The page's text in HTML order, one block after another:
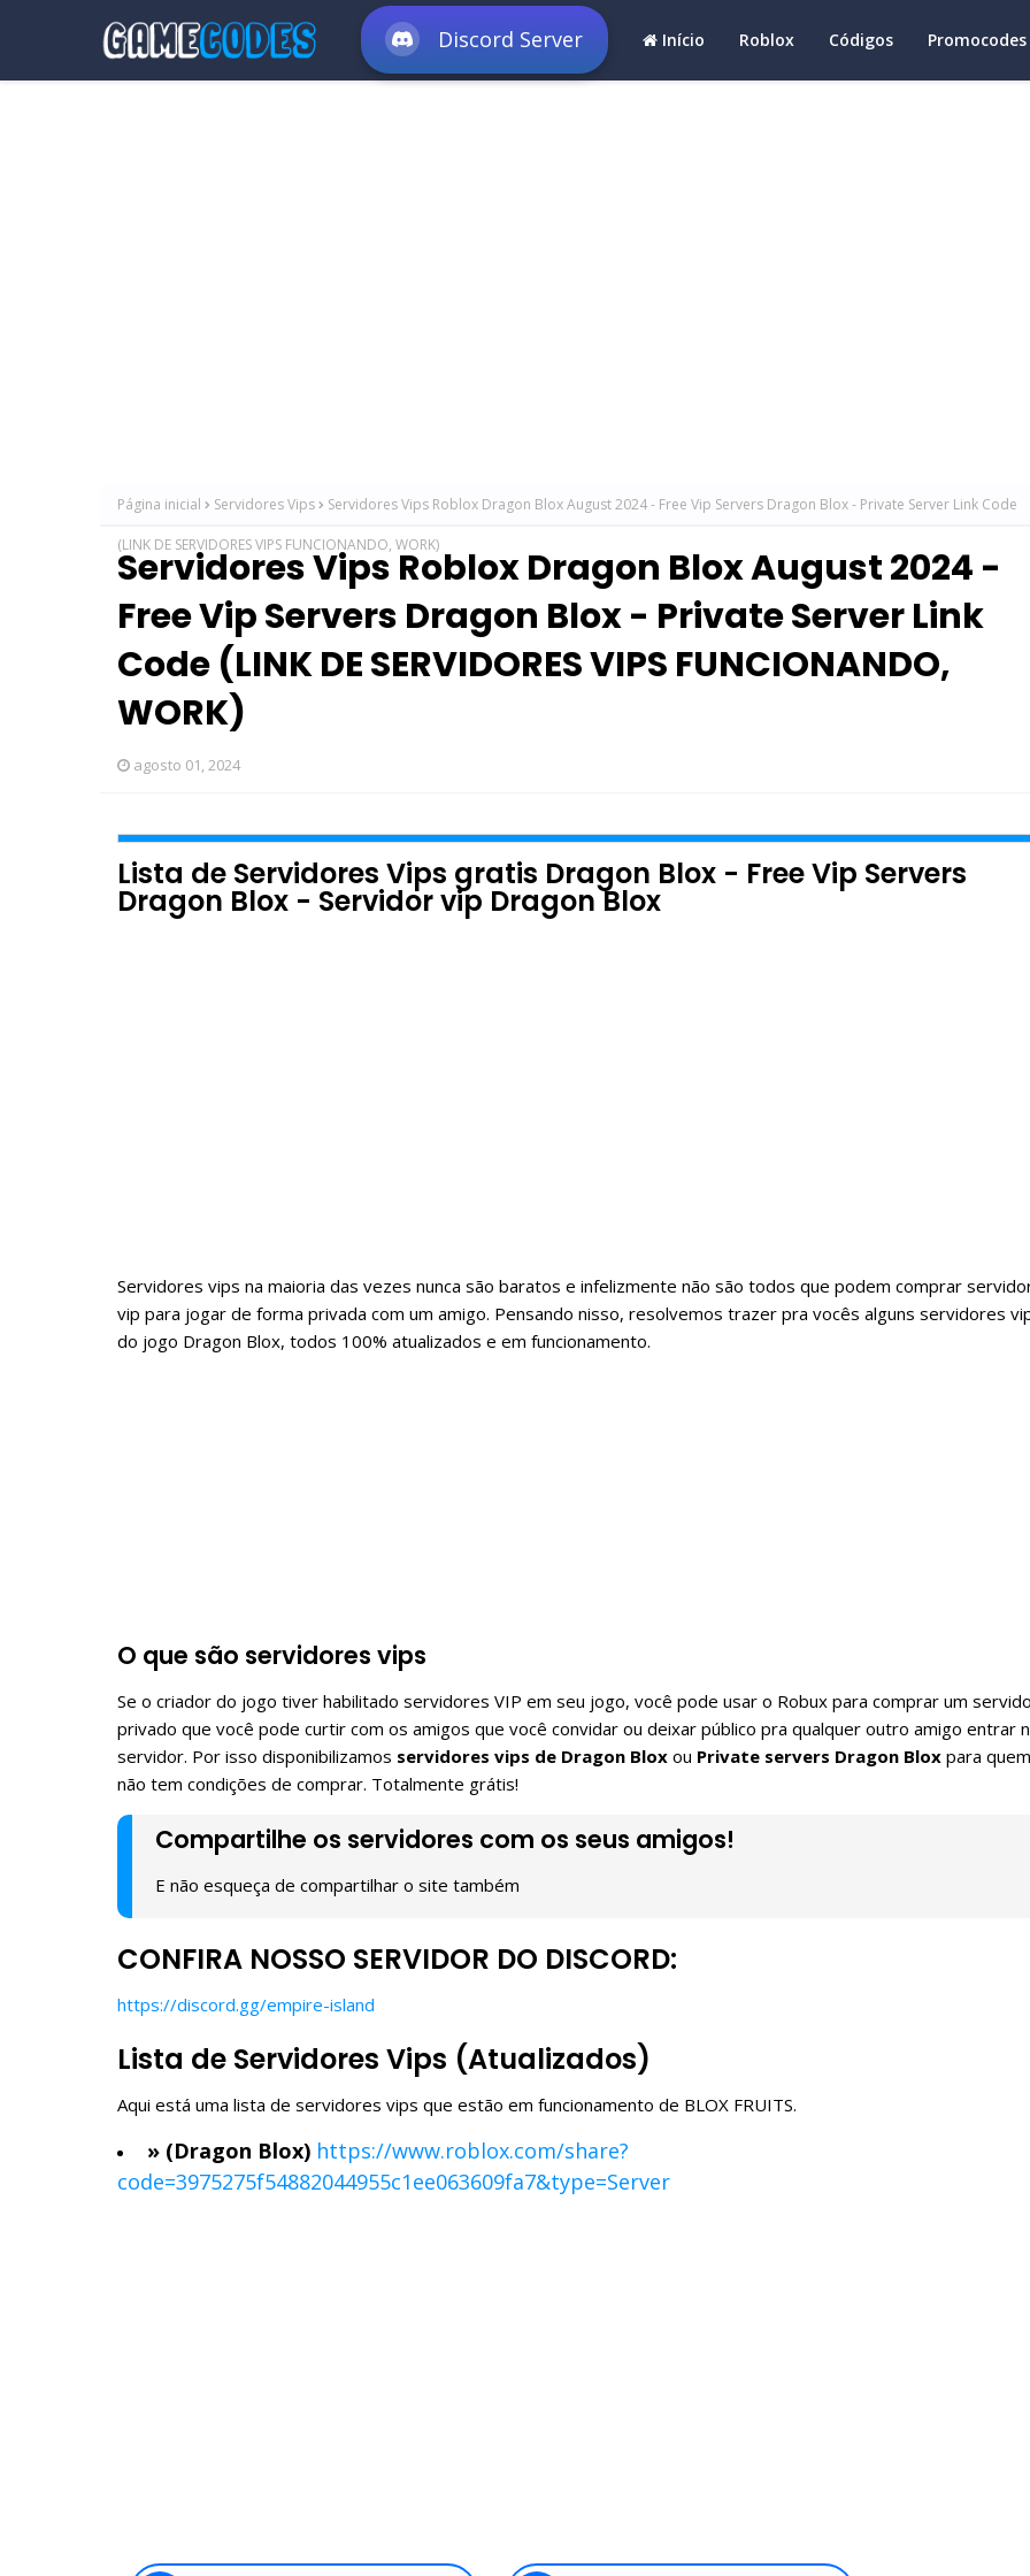
Discord Server Início Roblox Códigos Promocodes
Página inicial Servidores Vips Servidores Vips Roblox Dragon Blox August 2024 - Free Vip Servers Dragon Blox - Private Server Link Code
(LINK DE SERVIDORES VIPS FUNCIONANDO, WORK)
Servidores Vips Roblox Dragon Blox August 2024 -
Free Vip Servers Dragon Blox - Private Server Link
Code (LINK DE SERVIDORES VIPS FUNCIONANDO,
WORK)
agosto 01, 2024
Lista de Servidores Vips gratis Dragon Blox - Free Vip Servers
Dragon Blox - Servidor vip Dragon Blox
Servidores vips na maioria das vezes nunca são baratos e infelizmente não são todos que podem comprar
vip para jogar de forma privada com um amigo. Pensando nisso, resolvemos trazer pra vocês alguns servidores
do jogo Dragon Blox, todos 100% atualizados e em funcionamento.
O que são servidores vips
Se o criador do jogo tiver habilitado servidores VIP em seu jogo, você pode usar o Robux para comprar um
privado que você pode curtir com os amigos que você convidar ou deixar público pra qualquer outro amigo entrar
servidor. Por isso disponibilizamos servidores vips de Dragon Blox ou Private servers Dragon Blox para quem
não tem condições de comprar. Totalmente grátis!
Compartilhe os servidores com os seus amigos!
E não esqueça de compartilhar o site também
CONFIRA NOSSO SERVIDOR DO DISCORD:
https://discord.gg/empire-island
Lista de Servidores Vips (Atualizados)
Aqui está uma lista de servidores vips que estão em funcionamento de BLOX FRUITS.
» (Dragon Blox) https://www.roblox.com/share?
code=3975275f54882044955c1ee063609fa7&type=Server